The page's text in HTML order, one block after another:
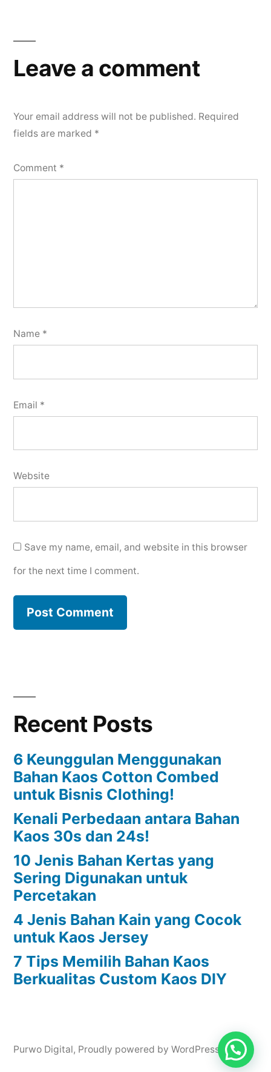
Leave a comment
Your email address will not be published. Required
fields are marked *
Comment *
Name *
Email *
Website
Save my name, email, and website in this browser
for the next time I comment.
Recent Posts
6 Keunggulan Menggunakan
Bahan Kaos Cotton Combed
untuk Bisnis Clothing!
Kenali Perbedaan antara Bahan
Kaos 30s dan 24s!
10 Jenis Bahan Kertas yang
Sering Digunakan untuk
Percetakan
4 Jenis Bahan Kain yang Cocok
untuk Kaos Jersey
7 Tips Memilih Bahan Kaos
Berkualitas Custom Kaos DIY
Purwo Digital, Proudly powered by WordPress.